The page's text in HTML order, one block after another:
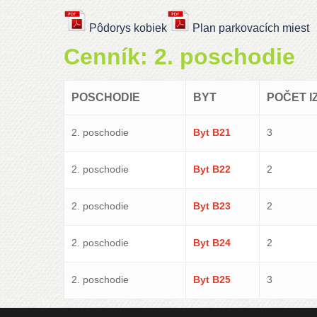
Pôdorys kobiek Plan parkovacích miest
Cenník: 2. poschodie
POSCHODIE BYT POČET
2. poschodie Byt B21 3
2. poschodie Byt B22 2
2. poschodie Byt B23 2
2. poschodie Byt B24 2
2. poschodie Byt B25 3